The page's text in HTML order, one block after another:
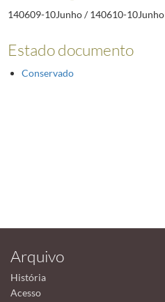
140609-10Junho / 140610-10Junho
Estado documento
Conservado
Arquivo
História
Acesso